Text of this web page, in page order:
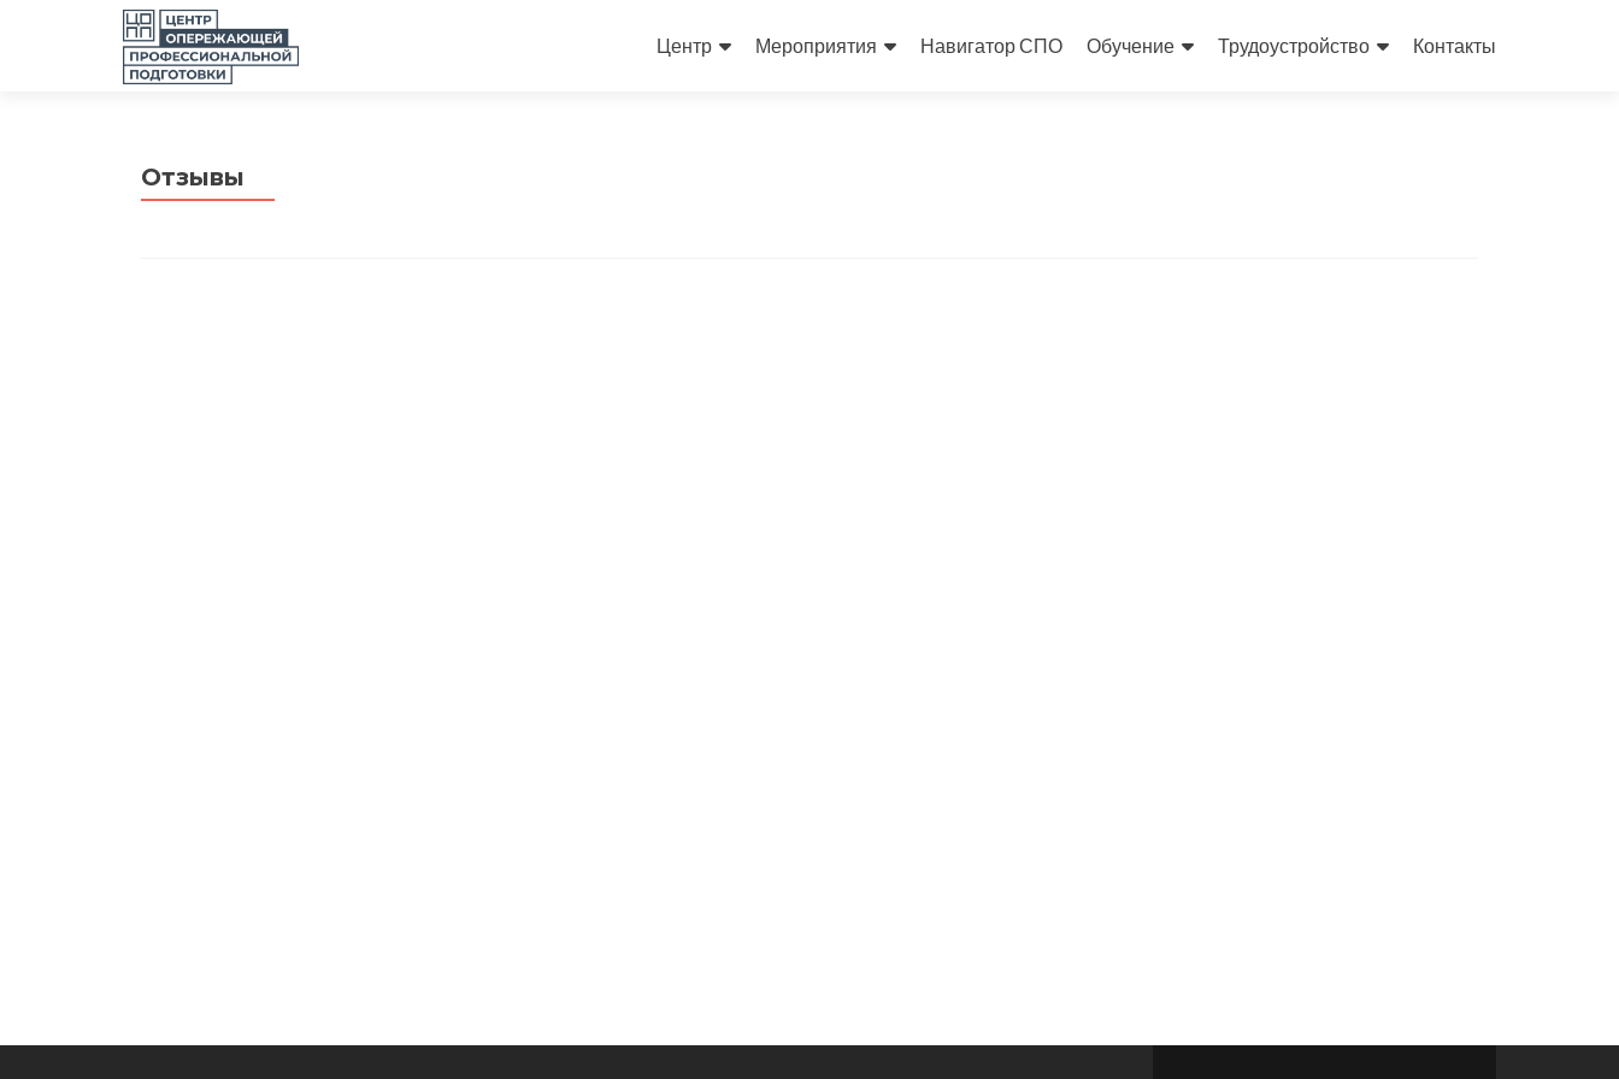
to
Центр Мероприятия Навигатор СПО Обучение Трудоустройство Контакты
Отзывы